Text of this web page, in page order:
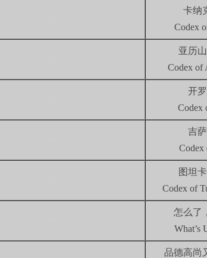
卡纳
Codex
亚历
Codex of
开
Codex
吉
Codex
图坦
Codex of
怎么了
What’s
品德高尚